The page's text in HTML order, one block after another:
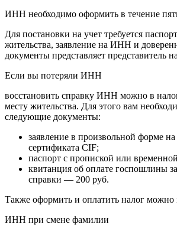
ИНН необходимо оформить в течение
Для постановки на учет требуется
жительства, заявление на ИНН и
документы представляет представитель
Если вы потеряли ИНН
восстановить справку ИНН можно в
месту жительства. Для этого вам
следующие документы:
заявление в произвольной форме
сертификата CIF;
паспорт с пропиской или
квитанция об оплате госпошлины
справки — 200 руб.
Также оформить и оплатить налог
ИНН при смене фамилии